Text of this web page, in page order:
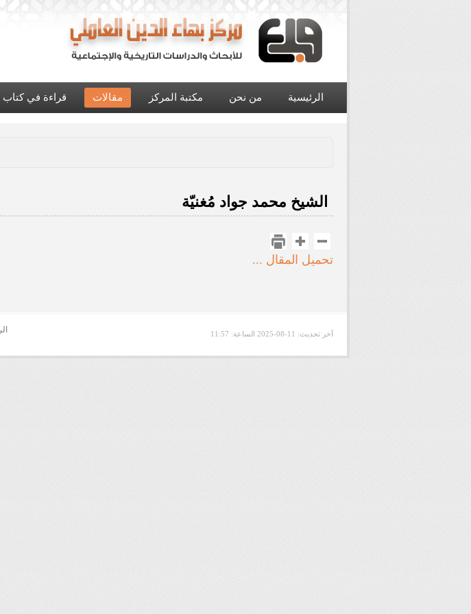
الرئيسية من نحن مكتبة المركز مقالات قراءة في كتاب
الشيخ محمد جواد مُغنيّة
تحميل المقال ...
آخر تحديث: 2025-08-11 الساعة: 11:57